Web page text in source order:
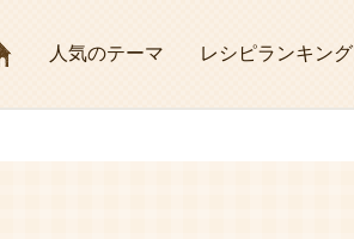
HOME人気のテーマ レシピランキング